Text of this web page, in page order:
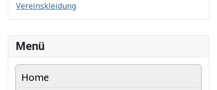
Menü
Home
Vereinskleidung